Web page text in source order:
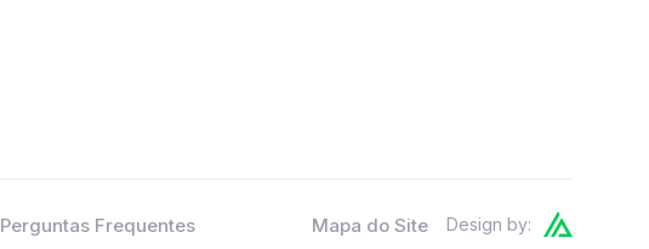
Perguntas Frequentes Mapa do Site Design by: